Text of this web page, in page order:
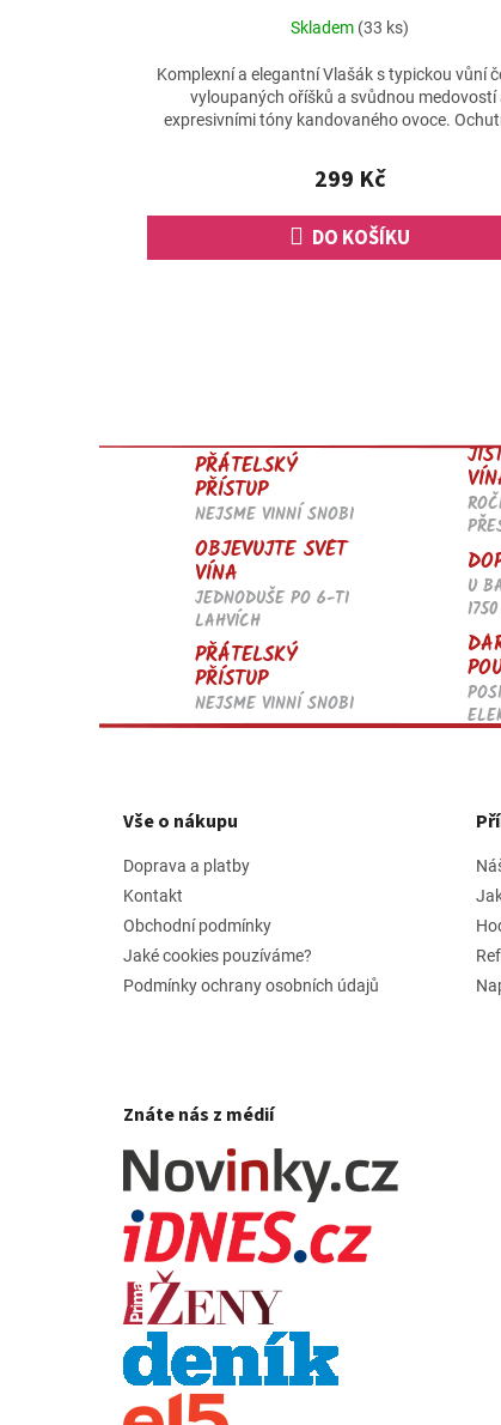
Skladem (33 ks)
299 Kč
DO KOŠÍKU
Komplexní a elegantní Vlašák s typickou vůní
vyloupaných oříšků a svůdnou medovostí
expresivními tóny kandovaného ovoce.
PŘÁTELSKÝ
PŘÍSTUP
NEJSME VINNÍ SNOBI
OBJEVUJTE SVĚT
VÍNA
JEDNODUŠE PO 6-TI
LAHVÍCH
U
PŘÁTELSKÝ
PŘÍSTUP
NEJSME VINNÍ SNOBI
Vše o nákupu
Doprava a platby
Kontakt
Obchodní podmínky
Jaké cookies pouzíváme?
Podmínky ochrany osobních údajů
Znáte nás z médií